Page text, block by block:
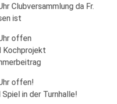
Clubversammlung da Fr.
ist
offen
Kochprojekt
offen!
in der Turnhalle!